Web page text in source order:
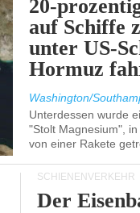
20-
auf Schiffe
unter US-
Hormuz
Washington/
Unterdessen wurde
"Stolt Magnesium",
von einer Rakete
SCHIENENVERKEHR
Der